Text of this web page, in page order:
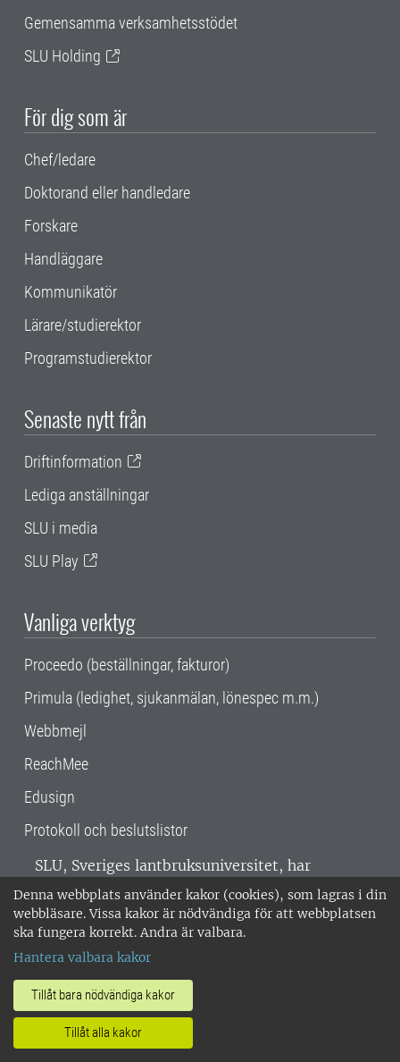
Denna webbplats använder kakor (cookies), som lagras i din
webbläsare. Vissa kakor är nödvändiga för att webbplatsen
ska fungera korrekt. Andra är valbara.
Hantera valbara kakor
Tillåt bara nödvändiga kakor
Tillåt alla kakor
Gemensamma verksamhetsstödet
SLU Holding
För dig som är
Chef/ledare
Doktorand eller handledare
Forskare
Handläggare
Kommunikatör
Lärare/studierektor
Programstudierektor
Senaste nytt från
Driftinformation
Lediga anställningar
SLU i media
SLU Play
Vanliga verktyg
Proceedo (beställningar, fakturor)
Primula (ledighet, sjukanmälan, lönespec m.m.)
Webbmejl
ReachMee
Edusign
Protokoll och beslutslistor
SLU, Sveriges lantbruksuniversitet, har
verksamhet över hela Sverige. Huvudorter är
Alnarp, Uppsala och Umeå.SLU är
miljöcertifierat enligt ISO 14001. •
018-67 10 00 • Org nr: 202100-2817 •
Om SLU:s webbplatser
•Hantera kakor•Behandling av
personuppgifter